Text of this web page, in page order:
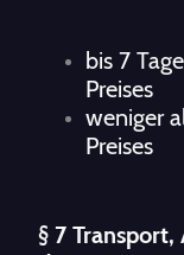
bis 7
Preises
weniger
Preises
§ 7